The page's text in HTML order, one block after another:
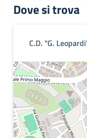
Dove si trova
C.D. "G.